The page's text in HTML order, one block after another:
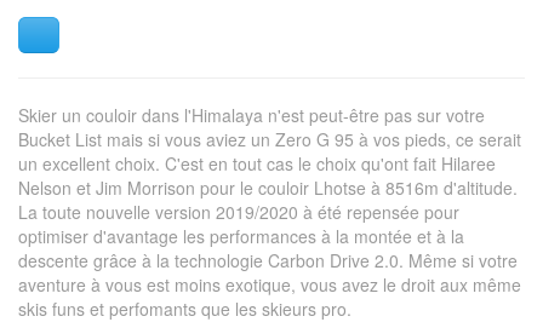
Skier un couloir dans l'Himalaya n'est peut-être pas sur votre
Bucket List mais si vous aviez un Zero G 95 à vos pieds, ce serait
un excellent choix. C'est en tout cas le choix qu'ont fait Hilaree
Nelson et Jim Morrison pour le couloir Lhotse à 8516m d'altitude.
La toute nouvelle version 2019/2020 à été repensée pour
optimiser d'avantage les performances à la montée et à la
descente grâce à la technologie Carbon Drive 2.0. Même si votre
aventure à vous est moins exotique, vous avez le droit aux même
skis funs et perfomants que les skieurs pro.